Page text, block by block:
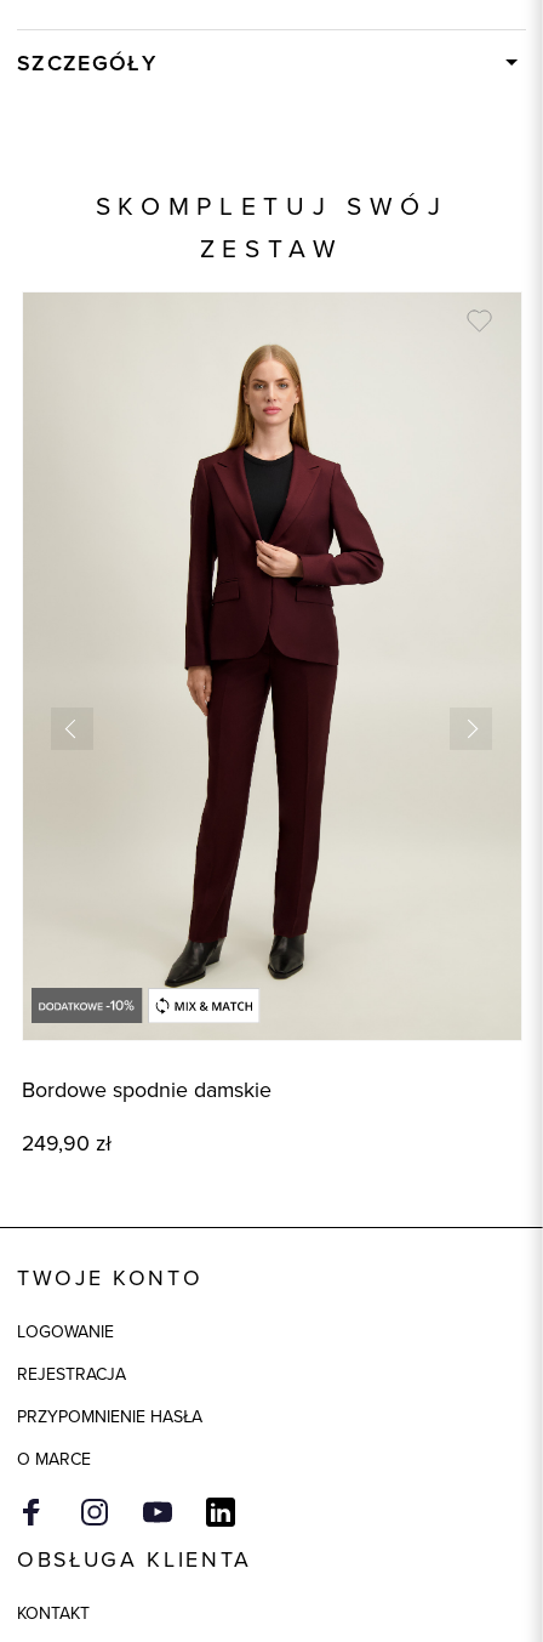
SZCZEGÓŁY
Elastan
1: 100% Poliester
Kolor
bordowy
SKOMPLETUJ SWÓJ
ZESTAW
Bordowe spodnie damskie
249,90 zł
TWOJE KONTO
LOGOWANIE
REJESTRACJA
PRZYPOMNIENIE HASŁA
O MARCE
OBSŁUGA KLIENTA
KONTAKT